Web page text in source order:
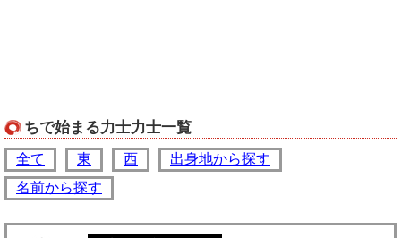
ちで始まる力士力士一覧
全て 東 西
出身地から探す
名前から探す